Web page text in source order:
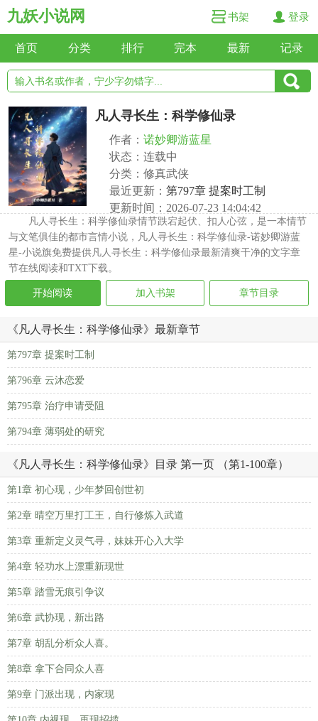
九妖小说网 书架 登录
首页 分类 排行 完本 最新 记录
凡人寻长生：科学修仙录
作者： 诺妙卿游蓝星
状态：连载中
分类：修真武侠
最近更新： 第797章 提案时工制
更新时间：2026-07-23 14:04:42
凡人寻长生：科学修仙录情节跌宕起伏、扣人心弦，是一本情节
与文笔俱佳的都市言情小说，凡人寻长生：科学修仙录-诺妙卿游蓝
星-小说旗免费提供凡人寻长生：科学修仙录最新清爽干净的文字章
节在线阅读和TXT下载。
开始阅读 加入书架 章节目录
《凡人寻长生：科学修仙录》最新章节
第797章 提案时工制
第796章 云沐恋爱
第795章 治疗申请受阻
第794章 薄弱处的研究
《凡人寻长生：科学修仙录》目录 第一页 （第1-100章）
第1章 初心现，少年梦回创世初
第2章 晴空万里打工王，自行修炼入武道
第3章 重新定义灵气寻，妹妹开心入大学
第4章 轻功水上漂重新现世
第5章 踏雪无痕引争议
第6章 武协现，新出路
第7章 胡乱分析众人喜。
第8章 拿下合同众人喜
第9章 门派出现，内家现